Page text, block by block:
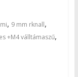
, 9 mm rknall,
+M4 válltámaszű,